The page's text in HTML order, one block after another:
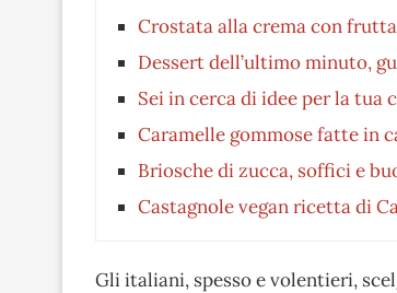
Crostata alla crema con
Dessert dell’ultimo minuto,
Sei in cerca di idee per la tua
Caramelle gommose fatte in
Briosche di zucca, soffici e
Castagnole vegan ricetta di
Gli italiani, spesso e volentieri,